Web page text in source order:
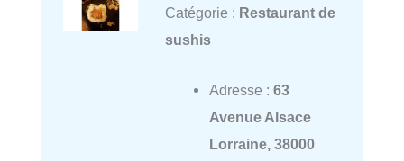
Catégorie : Restaurant de
sushis
Adresse : 63
Avenue Alsace
Lorraine, 38000